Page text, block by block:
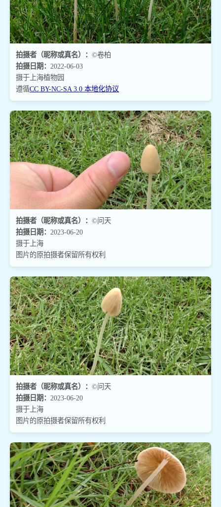
拍摄者（昵称或真名）： ©卷柏
拍摄日期： 2022-06-03
摄于上海植物园
遵循CC BY-NC-SA 3.0 本地化协议
拍摄者（昵称或真名）： ©问天
拍摄日期： 2023-06-20
摄于上海
图片的原拍摄者保留所有权利
拍摄者（昵称或真名）： ©问天
拍摄日期： 2023-06-20
摄于上海
图片的原拍摄者保留所有权利